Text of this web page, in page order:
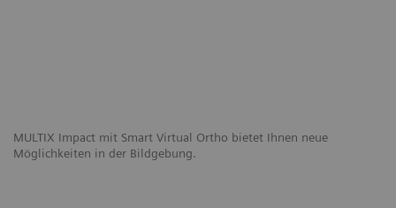
MULTIX Impact mit Smart Virtual Ortho bietet Ihnen neue
Möglichkeiten in der Bildgebung.